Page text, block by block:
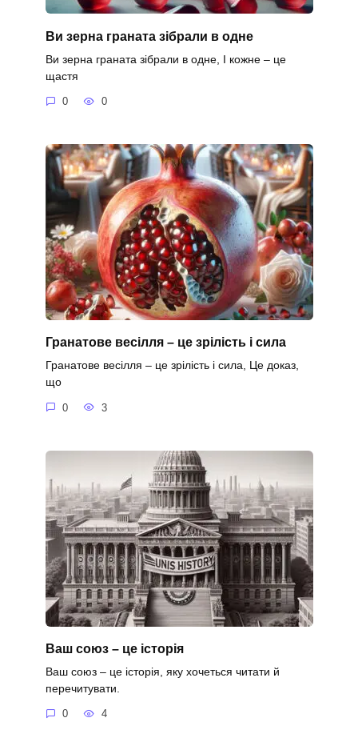
Ви зерна граната зібрали в одне
Ви зерна граната зібрали в одне, І кожне – це
щастя
0 0
Гранатове весілля – це зрілість і сила
Гранатове весілля – це зрілість і сила, Це доказ,
що
0 3
Ваш союз – це історія
Ваш союз – це історія, яку хочеться читати й
перечитувати.
0 4